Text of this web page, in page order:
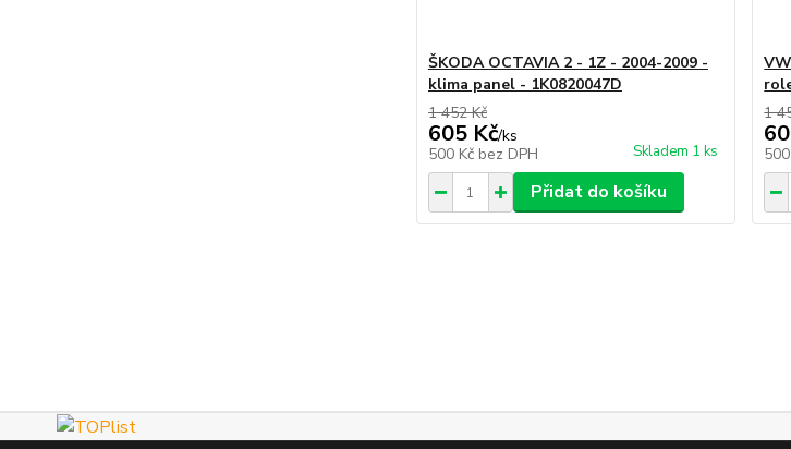
ŠKODA OCTAVIA 2 - 1Z - 2004-2009 -
klima panel - 1K0820047D
1 452 Kč
605 Kč/ks
500 Kč bez DPH Skladem 1 ks
Přidat do košíku
1